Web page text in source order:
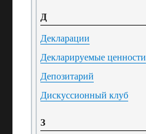
Д
Декларации
Декларируемые ценности
Депозитарий
Дискуссионный клуб
З